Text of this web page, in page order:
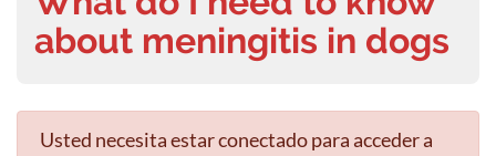
about meningitis in dogs
Usted necesita estar conectado para acceder a